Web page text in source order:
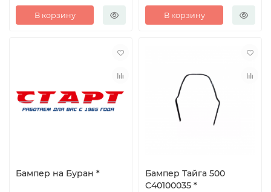
В корзину В корзину
Бампер на Буран *
Бампер Тайга 500
C40100035 *